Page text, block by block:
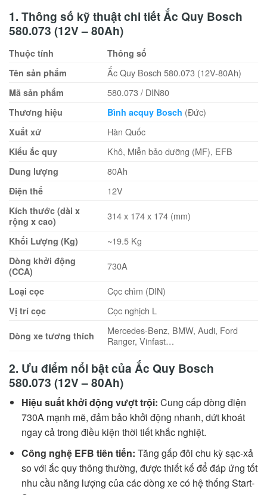
1. Thông số kỹ thuật chi tiết Ắc Quy Bosch
580.073 (12V – 80Ah)
Thuộc tính
Thông số
Tên sản phẩm
Ắc Quy Bosch 580.073 (12V-80Ah)
Mã sản phẩm 580.073 / DIN80
Thương hiệu Bình acquy Bosch (Đức)
Xuất xứ Hàn Quốc
Kiểu ắc quy Khô, Miễn bảo dưỡng (MF), EFB
Dung lượng 80Ah
Điện thế 12V
Kích thước (dài x
rộng x cao)
314 x 174 x 174 (mm)
Khối Lượng (Kg) ~19.5 Kg
Dòng khởi động
(CCA)
730A
Loại cọc Cọc chìm (DIN)
Vị trí cọc Cọc nghịch L
Dòng xe tương thích
Mercedes-Benz, BMW, Audi, Ford
Ranger, Vinfast…
2. Ưu điểm nổi bật của Ắc Quy Bosch
580.073 (12V – 80Ah)
Hiệu suất khởi động vượt trội: Cung cấp dòng điện
730A mạnh mẽ, đảm bảo khởi động nhanh, dứt khoát
ngay cả trong điều kiện thời tiết khắc nghiệt.
Công nghệ EFB tiên tiến: Tăng gấp đôi chu kỳ sạc-xả
so với ắc quy thông thường, được thiết kế để đáp ứng tốt
nhu cầu năng lượng của các dòng xe có hệ thống Start-